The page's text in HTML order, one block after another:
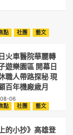
點 社團 藝文
火車醫院華麗轉
遊樂園區 開幕日
職人帶路探秘 現
百年機廠歲月
06
點 社團 藝文
的小抄》高雄登